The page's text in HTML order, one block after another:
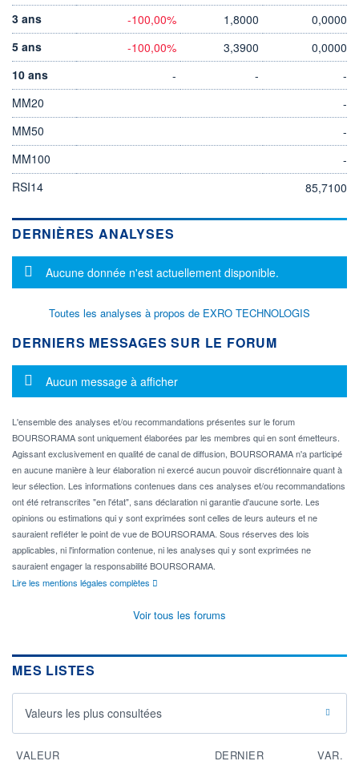
3 ans
-100,00% 1,8000
0,0000
5 ans
-100,00% 3,3900
0,0000
10 ans
- -
-
MM20
-
MM50
-
MM100
-
RSI14
85,7100
DERNIÈRES ANALYSES
Message d'information
Aucune donnée n'est actuellement disponible.
Toutes les analyses à propos de EXRO TECHNOLOGIS
DERNIERS MESSAGES SUR LE FORUM
Message d'information
Aucun message à afficher
L'ensemble des analyses et/ou recommandations présentes sur le forum
BOURSORAMA sont uniquement élaborées par les membres qui en sont émetteurs.
Agissant exclusivement en qualité de canal de diffusion, BOURSORAMA n'a participé
en aucune manière à leur élaboration ni exercé aucun pouvoir discrétionnaire quant à
leur sélection. Les informations contenues dans ces analyses et/ou recommandations
ont été retranscrites "en l'état", sans déclaration ni garantie d'aucune sorte. Les
opinions ou estimations qui y sont exprimées sont celles de leurs auteurs et ne
sauraient refléter le point de vue de BOURSORAMA. Sous réserves des lois
applicables, ni l'information contenue, ni les analyses qui y sont exprimées ne
sauraient engager la responsabilité BOURSORAMA.
Lire les mentions légales complètes
Voir tous les forums
MES LISTES
Valeurs les plus consultées
VALEUR DERNIER VAR.